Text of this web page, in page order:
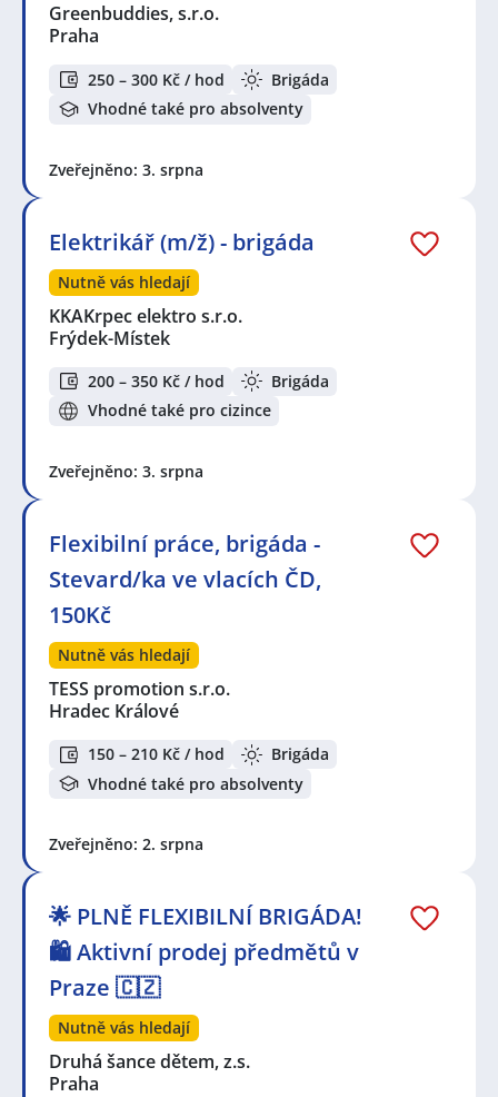
Greenbuddies, s.r.o.
Praha
250 – 300 Kč / hod
Brigáda
Vhodné také pro absolventy
Zveřejněno: 3. srpna
Elektrikář (m/ž) - brigáda
Nutně vás hledají
KKAKrpec elektro s.r.o.
Frýdek-Místek
200 – 350 Kč / hod
Brigáda
Vhodné také pro cizince
Zveřejněno: 3. srpna
Flexibilní práce, brigáda -
Stevard/ka ve vlacích ČD,
150Kč
Nutně vás hledají
TESS promotion s.r.o.
Hradec Králové
150 – 210 Kč / hod
Brigáda
Vhodné také pro absolventy
Zveřejněno: 2. srpna
🌟 PLNĚ FLEXIBILNÍ BRIGÁDA!
🛍️ Aktivní prodej předmětů v
Praze 🇨🇿
Nutně vás hledají
Druhá šance dětem, z.s.
Praha